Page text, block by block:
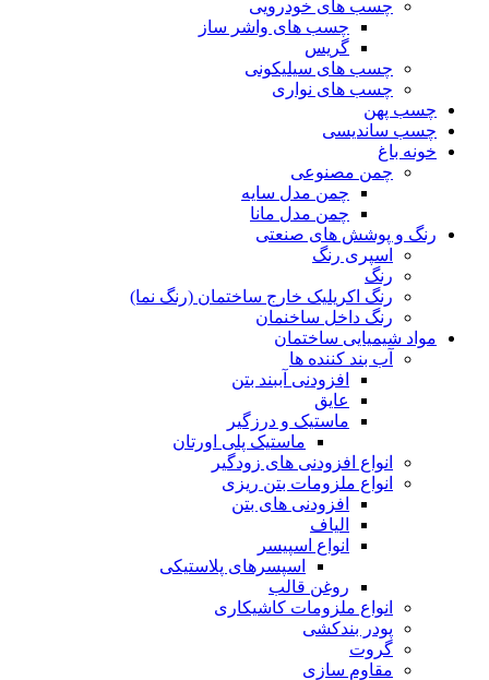
چسب های خودرویی
چسب های واشر ساز
گریس
چسب های سیلیکونی
چسب های نواری
چسب پهن
چسب ساندیسی
خونه باغ
چمن مصنوعی
چمن مدل سایه
چمن مدل مانا
رنگ و پوشش های صنعتی
اسپری رنگ
رنگ
رنگ اکریلیک خارج ساختمان (رنگ نما)
رنگ داخل ساخنمان
مواد شیمیایی ساختمان
آب بند کننده ها
افزودنی آببند بتن
عایق
ماستیک و درزگیر
ماستیک پلی اورتان
انواع افزودنی های زودگیر
انواع ملزومات بتن ریزی
افزودنی های بتن
الیاف
انواع اسپیسر
اسپسرهای پلاستیکی
روغن قالب
انواع ملزومات کاشیکاری
پودر بندکشی
گروت
مقاوم سازی